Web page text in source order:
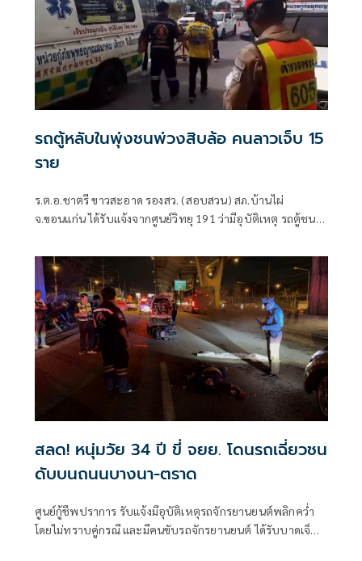
รถตู้หลับในพุ่งชนพ่วงสิบล้อ คนลาวเจ็บ 15
ราย
ร.ต.อ.ชาตรี ขาวสะอาด รองสว. (สอบสวน) สภ.บ้านไผ่
จ.ขอนแก่น ได้รับแจ้งจากศูนย์วิทยุ 191 ว่ามีอุบัติเหตุ รถตู้ชน
สลด! หนุ่มวัย 34 ปี ขี่ จยย. โดนรถเฉี่ยวชน
ดับบนถนนบางนา-ตราด
ศูนย์กู้ชีพปราการ รับแจ้งมีอุบัติเหตุรถจักรยานยนต์พลิกคว่ำ
โดยไม่ทราบคู่กรณี และมีคนขับรถจักรยานยนต์ ได้รับบาดเจ็บ